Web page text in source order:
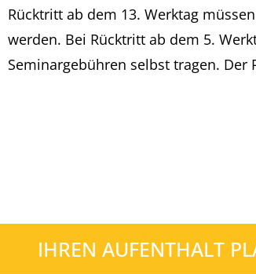
Rücktritt ab dem 13. Werktag
werden. Bei Rücktritt ab dem 5.
Seminargebühren selbst tragen.
IHREN AUFENTHALT